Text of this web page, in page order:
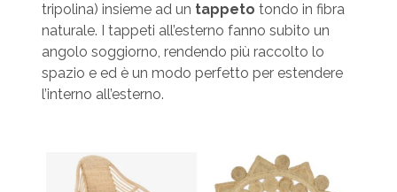
tripolina) insieme ad un tappeto tondo in fibra
naturale. I tappeti all’esterno fanno subito un
angolo soggiorno, rendendo più raccolto lo
spazio e ed è un modo perfetto per estendere
l’interno all’esterno.